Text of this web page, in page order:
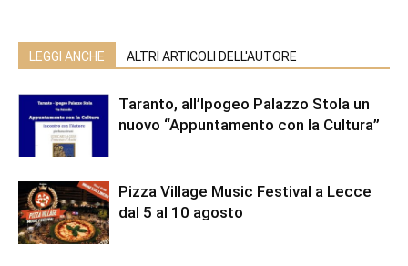
LEGGI ANCHE ALTRI ARTICOLI DELL'AUTORE
Taranto, all’Ipogeo Palazzo Stola un
nuovo “Appuntamento con la Cultura”
Pizza Village Music Festival a Lecce
dal 5 al 10 agosto